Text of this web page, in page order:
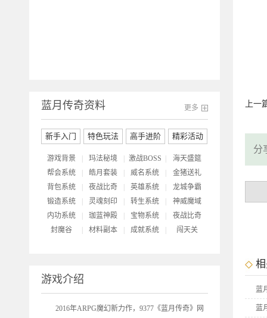
上一
分
蓝
蓝
更多
蓝月传奇资料
新手入门 特色玩法 高手进阶 精彩活动
游戏背景 玛法秘境 激战BOSS
海天盛筵
帮会系统 皓月套装 威名系统
金猪送礼
背包系统 夜战比奇 英雄系统
龙城争霸
锻造系统 灵魂刻印 转生系统
神威魔域
内功系统 珈蓝神殿 宝物系统
夜战比奇
封魔谷 材料副本 成就系统 闯天关
游戏介绍
2016年ARPG魔幻新力作，9377《蓝月传奇》网